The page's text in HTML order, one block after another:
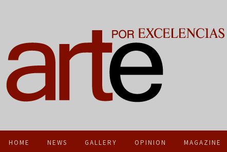
HOME NEWS GALLERY OPINION MAGAZINE